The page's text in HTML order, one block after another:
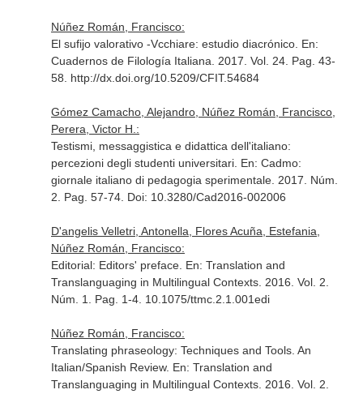
Núñez Román, Francisco:
El sufijo valorativo -Vcchiare: estudio diacrónico. En:
Cuadernos de Filología Italiana . 2017. Vol. 24. Pag. 43-
58. http://dx.doi.org/10.5209/CFIT.54684
Gómez Camacho, Alejandro, Núñez Román, Francisco,
Perera, Victor H.:
Testismi, messaggistica e didattica dell'italiano:
percezioni degli studenti universitari. En: Cadmo:
giornale italiano di pedagogia sperimentale. 2017. Núm.
2. Pag. 57-74. Doi: 10.3280/Cad2016-002006
D'angelis Velletri, Antonella, Flores Acuña, Estefania,
Núñez Román, Francisco:
Editorial: Editors' preface. En: Translation and
Translanguaging in Multilingual Contexts. 2016. Vol. 2.
Núm. 1. Pag. 1-4. 10.1075/ttmc.2.1.001edi
Núñez Román, Francisco:
Translating phraseology: Techniques and Tools. An
Italian/Spanish Review. En: Translation and
Translanguaging in Multilingual Contexts. 2016. Vol. 2.